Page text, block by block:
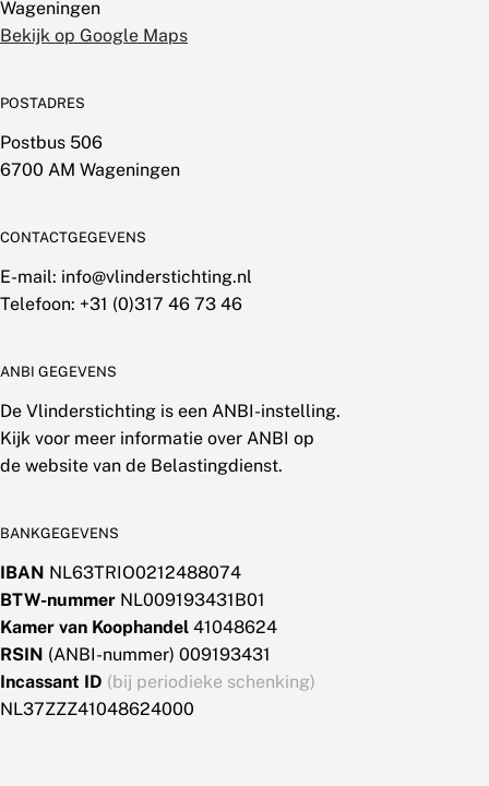
Wageningen
Bekijk op Google Maps
POSTADRES
Postbus 506
6700 AM Wageningen
CONTACTGEGEVENS
E-mail: info@vlinderstichting.nl
Telefoon: +31 (0)317 46 73 46
ANBI GEGEVENS
De Vlinderstichting is een ANBI-instelling.
Kijk voor meer informatie over ANBI op
de website van de Belastingdienst.
BANKGEGEVENS
IBAN NL63TRIO0212488074
BTW-nummer NL009193431B01
Kamer van Koophandel 41048624
RSIN (ANBI-nummer) 009193431
Incassant ID (bij periodieke schenking)
NL37ZZZ41048624000